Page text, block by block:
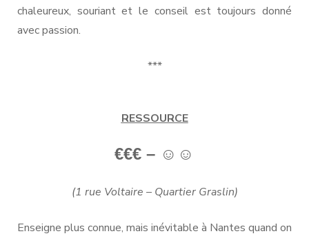
chaleureux, souriant et le conseil est toujours donné
avec passion.
***
RESSOURCE
€€€ – ☺☺
(1 rue Voltaire – Quartier Graslin)
Enseigne plus connue, mais inévitable à Nantes quand on